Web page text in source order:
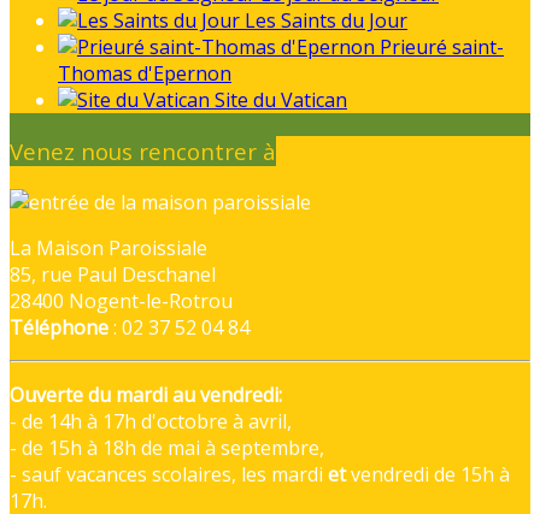
Les Saints du Jour
Prieuré saint-
Thomas d'Epernon
Site du Vatican
Venez nous rencontrer à
La Maison Paroissiale
85, rue Paul Deschanel
28400 Nogent-le-Rotrou
Téléphone: 02 37 52 04 84
Ouverte du mardi au vendredi:
- de 14h à 17h d'octobre à avril,
- de 15h à 18h de mai à septembre,
- sauf vacances scolaires, les mardi etvendredi de 15h à
17h.